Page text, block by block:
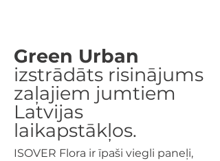
Green Urban
izstrādāts risinājums
zaļajiem jumtiem
Latvijas
laikapstākļos.
ISOVER Flora ir īpaši viegli paneļi,